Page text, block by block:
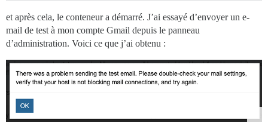
et après cela, le conteneur a démarré. J’ai essayé d’envoyer un e-
mail de test à mon compte Gmail depuis le panneau
d’administration. Voici ce que j’ai obtenu :